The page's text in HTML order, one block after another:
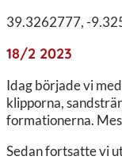
39.3262777, -
18/2 2023
Idag började vi
klipporna,
formationerna.
Sedan fortsatte vi